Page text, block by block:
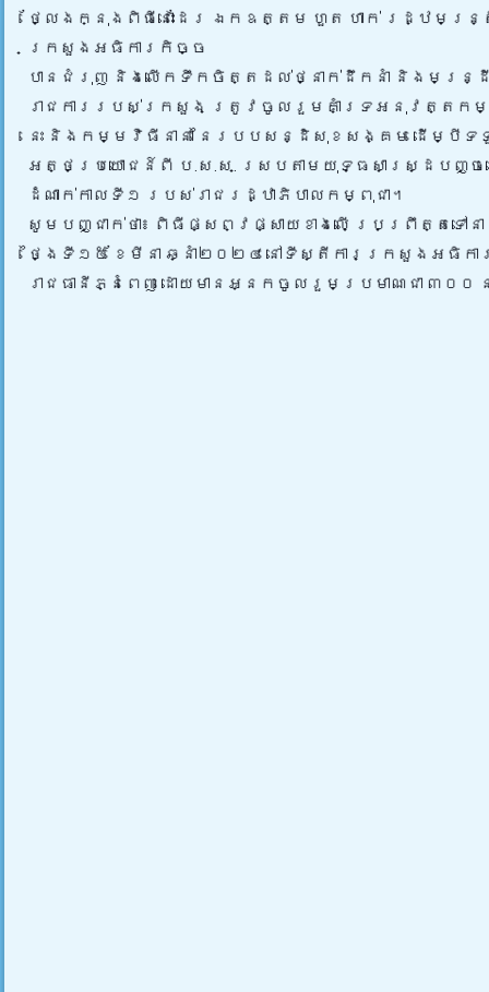
ថ្លែងក្នុងពិធីនោះដែរ ឯកឧត្តម ហួត ហាក់ រដ្ឋមន្ត្
ក្រសួងអធិការកិច្ច
បានជំរុញ និងលើកទឹកចិត្តដល់ថ្នាក់ដឹកនាំ និងមន្ដ្
រាជការរបស់ក្រសួង ត្រូវចូលរួមគាំទ្រអនុវត្តក
នេះ និងកម្មវិធីនានា នៃរបបសន្ដិសុខសង្គម ដើម្បីទ
អត្ថប្រយោជន៍ពី ប.ស.ស. ស្របតាមយុទ្ធសាស្រ្ដបញ្ច
ដំណាក់កាលទី១ របស់រាជរដ្ឋាភិបាលកម្ពុជា។
សូមបញ្ជាក់ថា៖ ពិធីផ្សព្វផ្សាយខាងលើ ប្រព្រឹត្តទៅនា
ថ្ងៃទី១៥ ខែមីនា ឆ្នាំ២០២៤ នៅទីស្តីការក្រសួងអធិក
រាជធានីភ្នំពេញ ដោយមានអ្នកចូលរួមប្រមាណជា ៣០០